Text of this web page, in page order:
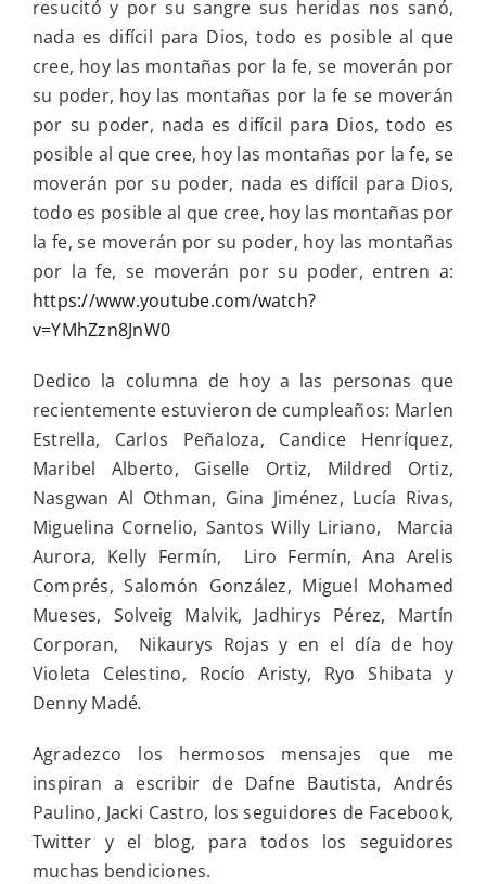
resucitó y por su sangre sus heridas nos sanó,
nada es difícil para Dios, todo es posible al que
cree, hoy las montañas por la fe, se moverán por
su poder, hoy las montañas por la fe se moverán
por su poder, nada es difícil para Dios, todo es
posible al que cree, hoy las montañas por la fe, se
moverán por su poder, nada es difícil para Dios,
todo es posible al que cree, hoy las montañas por
la fe, se moverán por su poder, hoy las montañas
por la fe, se moverán por su poder, entren a:
https://www.youtube.com/watch?
v=YMhZzn8JnW0
Dedico la columna de hoy a las personas que
recientemente estuvieron de cumpleaños: Marlen
Estrella, Carlos Peñaloza, Candice Henríquez,
Maribel Alberto, Giselle Ortiz, Mildred Ortiz,
Nasgwan Al Othman, Gina Jiménez, Lucía Rivas,
Miguelina Cornelio, Santos Willy Liriano, Marcia
Aurora, Kelly Fermín, Liro Fermín, Ana Arelis
Comprés, Salomón González, Miguel Mohamed
Mueses, Solveig Malvik, Jadhirys Pérez, Martín
Corporan, Nikaurys Rojas y en el día de hoy
Violeta Celestino, Rocío Aristy, Ryo Shibata y
Denny Madé.
Agradezco los hermosos mensajes que me
inspiran a escribir de Dafne Bautista, Andrés
Paulino, Jacki Castro, los seguidores de Facebook,
Twitter y el blog, para todos los seguidores
muchas bendiciones.